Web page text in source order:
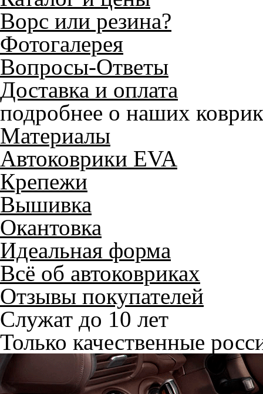
Ворс или резина?
Фотогалерея
Вопросы-Ответы
Доставка и оплата
подробнее о наших
Материалы
Автоковрики EVA
Крепежи
Вышивка
Окантовка
Идеальная форма
Всё об автоковриках
Отзывы покупателей
Служат до 10 лет
Только качественные